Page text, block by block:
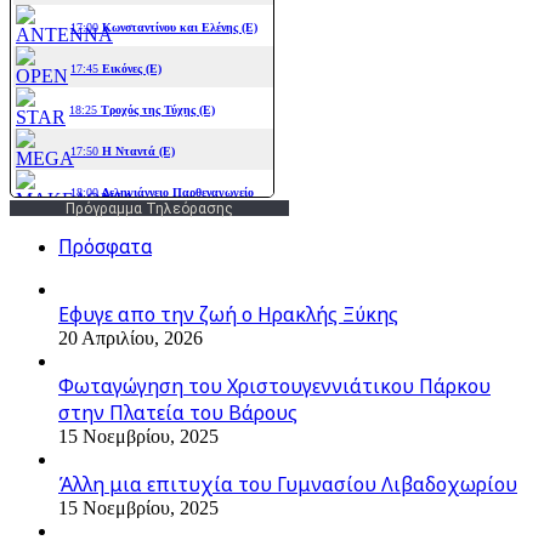
Πρόγραμμα Τηλεόρασης
Πρόσφατα
Εφυγε απο την ζωή o Ηρακλής Ξύκης
20 Απριλίου, 2026
Φωταγώγηση του Χριστουγεννιάτικου Πάρκου
στην Πλατεία του Βάρους
15 Νοεμβρίου, 2025
Άλλη μια επιτυχία του Γυμνασίου Λιβαδοχωρίου
15 Νοεμβρίου, 2025